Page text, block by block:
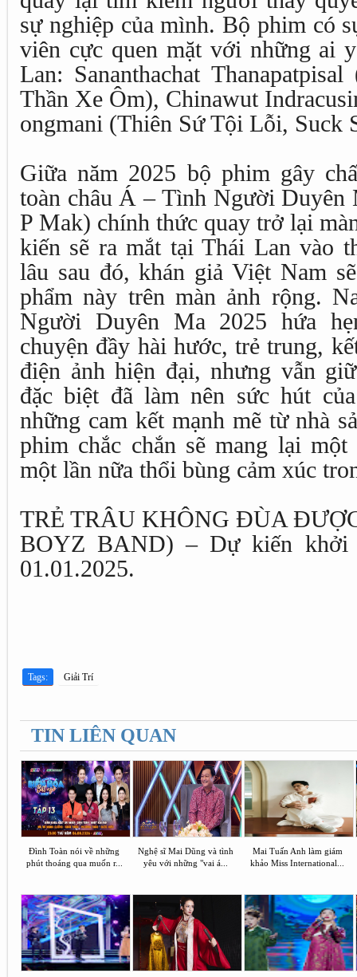
sự nghiệp của mình. Bộ phim có
viên cực quen mặt với những ai
Lan: Sananthachat
Thần Xe Ôm), Chinawut
ongmani (Thiên Sứ Tội Lỗi, Suck
Giữa năm 2025 bộ phim gây
toàn châu Á – Tình Người Duyên
P Mak) chính thức quay trở lại
kiến sẽ ra mắt tại Thái Lan vào
lâu sau đó, khán giả Việt Nam
phẩm này trên màn ảnh rộng.
Người Duyên Ma 2025 hứa
chuyện đầy hài hước, trẻ trung,
điện ảnh hiện đại, nhưng vẫn
đặc biệt đã làm nên sức hút
những cam kết mạnh mẽ từ nhà
phim chắc chắn sẽ mang lại
một lần nữa thổi bùng cảm xúc
TRẺ TRÂU KHÔNG ĐÙA
BOYZ BAND) – Dự kiến khởi
01.01.2025.
Tags: Giải Trí
TIN LIÊN QUAN
Đình Toàn nói về những
phút thoáng qua muốn r...
Nghệ sĩ Mai Dũng và tình
yêu với những "vai á...
Mai Tuấn Anh làm giám
khảo Miss International...